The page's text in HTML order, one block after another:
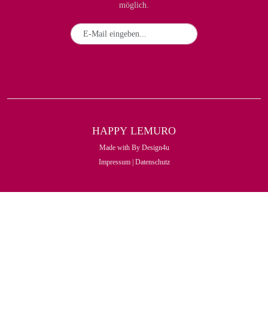
möglich.
HAPPY LEMURO
Made with By Design4u
Impressum Datenschutz